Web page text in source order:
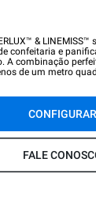
&
confeitaria e
A combinação
de um metro
CONFIGURAR
FALE